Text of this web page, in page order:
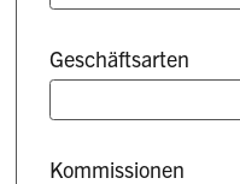
Geschäftsarten
Kommissionen